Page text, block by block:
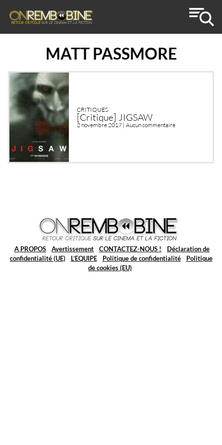
MATT PASSMORE
CRITIQUES
[Critique] JIGSAW
2 novembre 2017 | Aucun commentaire
A PROPOS Avertissement CONTACTEZ-NOUS !
Déclaration de
confidentialité (UE)
L’EQUIPE Politique de confidentialité
Politique
de cookies (EU)